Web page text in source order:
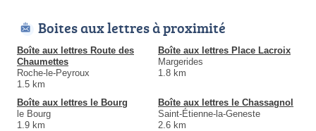
Boites aux lettres à proximité
Boîte aux lettres Route des
Chaumettes
Roche-le-Peyroux
1.5 km
Boîte aux lettres Place Lacroix
Margerides
1.8 km
Boîte aux lettres le Bourg
le Bourg
1.9 km
Boîte aux lettres le Chassagnol
Saint-Étienne-la-Geneste
2.6 km